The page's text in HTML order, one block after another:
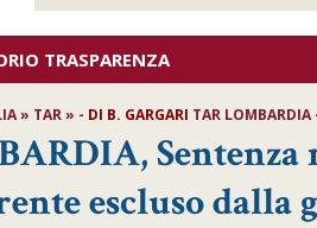
TRASPARENZA
» TAR » - DI B. GARGARI TAR
Sentenza
escluso dalla